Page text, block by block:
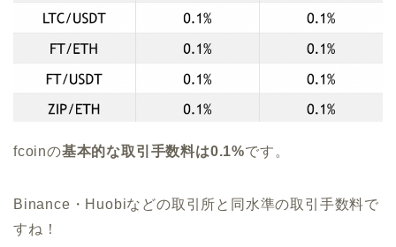
fcoinの基本的な取引手数料は0.1%です。
Binance・Huobiなどの取引所と同水準の取引手数料で
すね！